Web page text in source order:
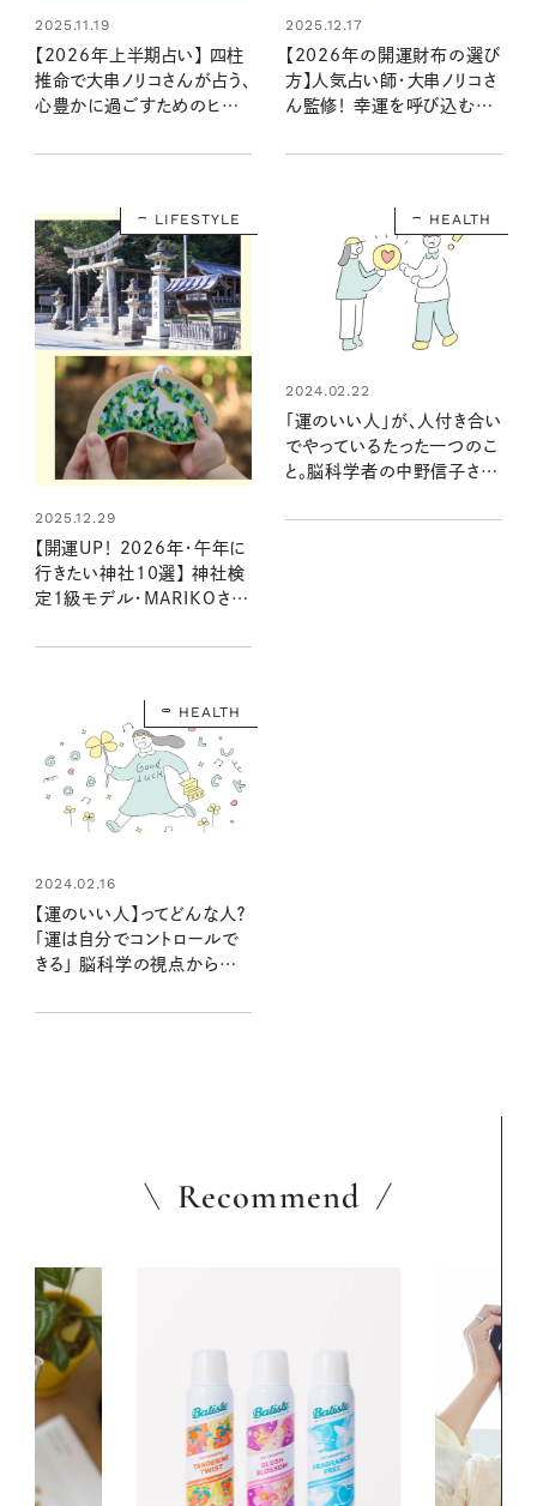
2025.11.19
【2026年上半期占い】 四柱
推命で大串ノリコさんが占う、
心豊かに過ごすためのヒント
2025.12.17
【2026年の開運財布の選び
方】人気占い師・大串ノリコさ
ん監修！ 幸運を呼び込む注
き開運日は？
LIFESTYLE
2025.12.29
【開運UP！ 2026年・午年に
行きたい神社10選】 神社検
定1級モデル・MARIKOさん
ポット
HEALTH
2024.02.22
「運のいい人」が、人付き合い
でやっているたった一つのこ
と。脳科学者の中野信子さん
HEALTH
2024.02.16
【運のいい人】ってどんな人？
「運は自分でコントロールで
きる」 脳科学の視点から中
Recommend